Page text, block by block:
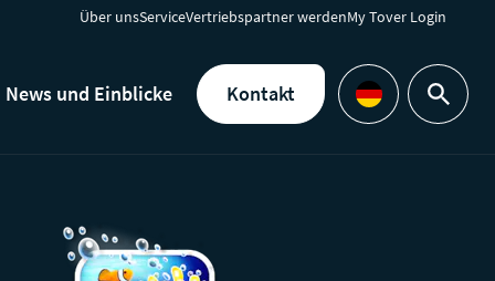
Über unsServiceVertriebspartner werdenMy Tover Login
News und Einblicke
Kontakt
Languages
suche